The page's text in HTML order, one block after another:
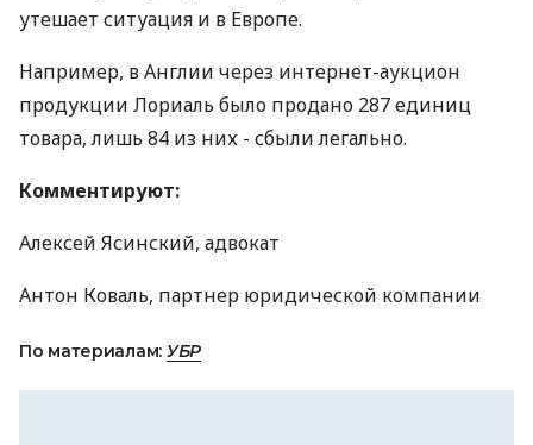
утешает ситуация и в Европе.
Например, в Англии через интернет-аукцион
продукции Лориаль было продано 287 единиц
товара, лишь 84 из них - сбыли легально.
Комментируют:
Алексей Ясинский, адвокат
Антон Коваль, партнер юридической компании
По материалам: УБР